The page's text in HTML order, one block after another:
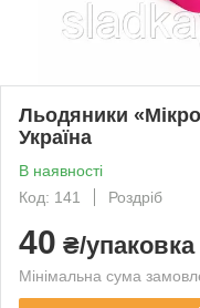
Льодяники
Україна
В наявності
Код: 141
Роздріб
40 ₴/упаковка
Мінімальна сума